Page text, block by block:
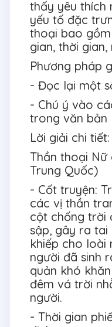
thấy yêu thích
yếu tố đặc
thoại bao
gian, thời
Phương pháp
- Đọc lại một
- Chú ý vào
trong văn bản
Lời giải chi tiết:
Thần thoại
Trung Quốc)
- Cốt truyện:
các vị thần
cột chống trời
sập, gây ra tai
khiếp cho loài
người đã sinh
quản khó
đêm vá trời
người.
- Thời gian